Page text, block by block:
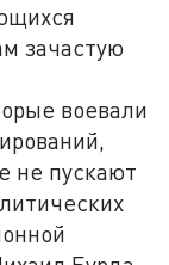
зачастую
воевали
не пускают